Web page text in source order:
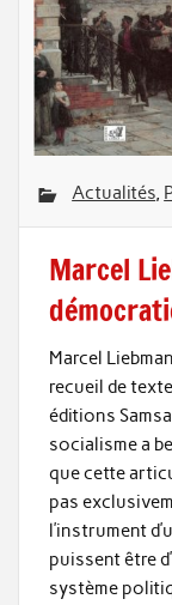
Actualités,
Marcel
Marcel
recueil de
éditions
socialisme a
que cette
pas
l’instrument
puissent être
système